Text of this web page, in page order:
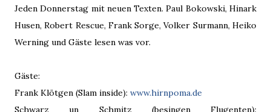
Jeden Donnerstag mit neuen Texten. Paul Bokowski, Hinark
Husen, Robert Rescue, Frank Sorge, Volker Surmann, Heiko
Werning und Gäste lesen was vor.
Gäste:
Frank Klötgen (Slam inside): www.hirnpoma.de
Schwarz un Schmitz (besingen Flugenten):